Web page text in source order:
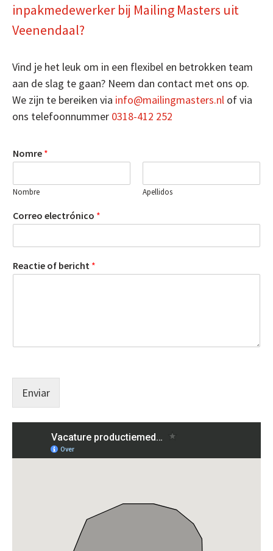
inpakmedewerker bij Mailing Masters uit
Veenendaal?
Vind je het leuk om in een flexibel en betrokken team
aan de slag te gaan? Neem dan contact met ons op.
We zijn te bereiken via info@mailingmasters.nl of via
ons telefoonnummer 0318-412 252
Nomre *
Nombre Apellidos
Correo electrónico *
Reactie of bericht *
Enviar